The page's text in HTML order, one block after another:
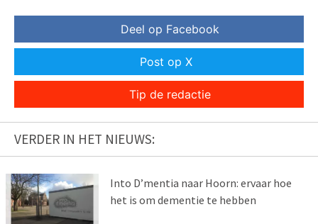
Deel op Facebook
Post op X
Tip de redactie
VERDER IN HET NIEUWS:
Into D’mentia naar Hoorn: ervaar hoe
het is om dementie te hebben